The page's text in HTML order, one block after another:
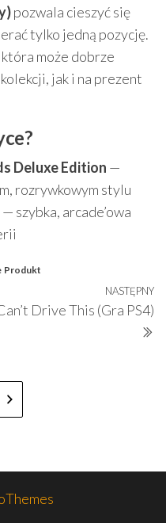
pozwala cieszyć się
tylko jedną pozycję.
może dobrze
jak i na prezent
Deluxe Edition —
rozrywkowym stylu
— szybka, arcade’owa
Produkt
NASTĘPNY
Drive This (Gra PS4)